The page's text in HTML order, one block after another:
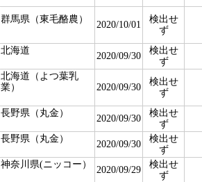
群馬県（東毛酪農）
2020/10/01
検出せ
ず
北海道
2020/09/30
検出せ
ず
北海道（よつ葉乳
業）
2020/09/30
検出せ
ず
長野県（丸金）
2020/09/30
検出せ
ず
長野県（丸金）
2020/09/30
検出せ
ず
神奈川県(ニッコー）
2020/09/29
検出せ
ず